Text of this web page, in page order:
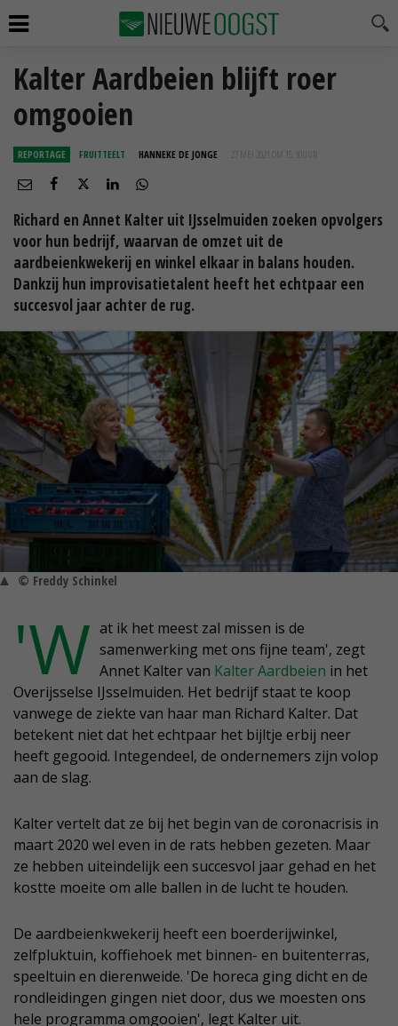
Kalter Aardbeien blijft roer
omgooien
REPORTAGE FRUITTEELT HANNEKE DE JONGE 27 MEI 2021 OM 15:30
Richard en Annet Kalter uit IJsselmuiden zoeken opvolgers
voor hun bedrijf, waarvan de omzet uit de
aardbeienkwekerij en winkel elkaar in balans houden.
Dankzij hun improvisatietalent heeft het echtpaar een
succesvol jaar achter de rug.
© Freddy Schinkel
'W at ik het meest zal missen is de
samenwerking met ons fijne team', zegt
Annet Kalter van Kalter Aardbeien in het
Overijsselse IJsselmuiden. Het bedrijf staat te koop
vanwege de ziekte van haar man Richard Kalter. Dat
betekent niet dat het echtpaar het bijltje erbij neer
heeft gegooid. Integendeel, de ondernemers zijn volop
aan de slag.
Kalter vertelt dat ze bij het begin van de coronacrisis in
maart 2020 wel even in de rats hebben gezeten. Maar
ze hebben uiteindelijk een succesvol jaar gehad en het
kostte moeite om alle ballen in de lucht te houden.
De aardbeienkwekerij heeft een boerderijwinkel,
zelfpluktuin, koffiehoek met binnen- en buitenterras,
speeltuin en dierenweide. 'De horeca ging dicht en de
rondleidingen gingen niet door, dus we moesten ons
hele programma omgooien', legt Kalter uit.